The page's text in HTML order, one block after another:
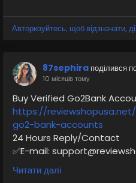
Авторизуйтесь, щоб відзначати,
87sephira поділився
10 місяців тому
Buy Verified Go2Bank
https://
go2-bank-accounts
24 Hours Reply/Contact
✅E-mail:
✅Teams: ReviewShopUSA
✅Telegram:
Читати далі